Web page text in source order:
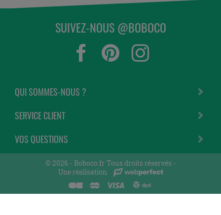
QUI SOMMES-NOUS ?
SERVICE CLIENT
VOS QUESTIONS
SUIVEZ-NOUS @BOBOCO
© 2026 - Boboco.fr Tous droits réservés -
Une réalisation